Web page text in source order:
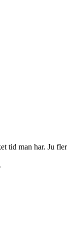
tid man har. Ju